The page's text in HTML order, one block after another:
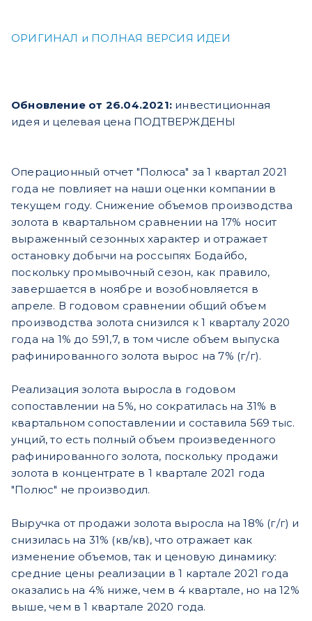
ОРИГИНАЛ и ПОЛНАЯ ВЕРСИЯ ИДЕИ
Обновление от 26.04.2021: инвестиционная
идея и целевая цена ПОДТВЕРЖДЕНЫ
Операционный отчет "Полюса" за 1 квартал 2021
года не повлияет на наши оценки компании в
текущем году. Снижение объемов производства
золота в квартальном сравнении на 17% носит
выраженный сезонных характер и отражает
остановку добычи на россыпях Бодайбо,
поскольку промывочный сезон, как правило,
завершается в ноябре и возобновляется в
апреле. В годовом сравнении общий объем
производства золота снизился к 1 кварталу 2020
года на 1% до 591,7, в том числе объем выпуска
рафинированного золота вырос на 7% (г/г).
Реализация золота выросла в годовом
сопоставлении на 5%, но сократилась на 31% в
квартальном сопоставлении и составила 569 тыс.
унций, то есть полный объем произведенного
рафинированного золота, поскольку продажи
золота в концентрате в 1 квартале 2021 года
"Полюс" не производил.
Выручка от продажи золота выросла на 18% (г/г) и
снизилась на 31% (кв/кв), что отражает как
изменение объемов, так и ценовую динамику:
средние цены реализации в 1 картале 2021 года
оказались на 4% ниже, чем в 4 квартале, но на 12%
выше, чем в 1 квартале 2020 года.